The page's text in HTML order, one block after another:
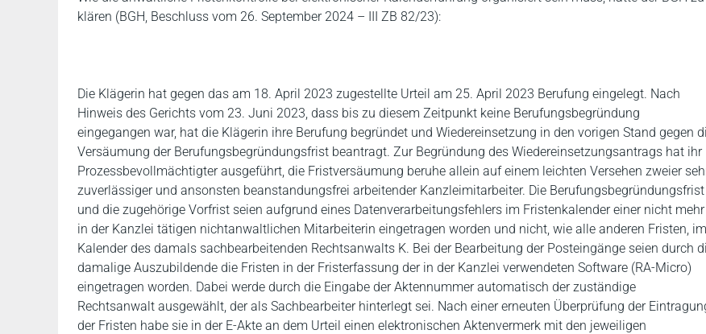
klären (BGH, Beschluss vom 26. September 2024 – III ZB 82/23):
Die Klägerin hat gegen das am 18. April 2023 zugestellte Urteil am 25. April 2023 Berufung eingelegt. Nach
Hinweis des Gerichts vom 23. Juni 2023, dass bis zu diesem Zeitpunkt keine Berufungsbegründung
eingegangen war, hat die Klägerin ihre Berufung begründet und Wiedereinsetzung in den vorigen Stand gegen
Versäumung der Berufungsbegründungsfrist beantragt. Zur Begründung des Wiedereinsetzungsantrags hat ihr
Prozessbevollmächtigter ausgeführt, die Fristversäumung beruhe allein auf einem leichten Versehen zweier
zuverlässiger und ansonsten beanstandungsfrei arbeitender Kanzleimitarbeiter. Die Berufungsbegründungsfrist
und die zugehörige Vorfrist seien aufgrund eines Datenverarbeitungsfehlers im Fristenkalender einer nicht mehr
in der Kanzlei tätigen nichtanwaltlichen Mitarbeiterin eingetragen worden und nicht, wie alle anderen Fristen, im
Kalender des damals sachbearbeitenden Rechtsanwalts K. Bei der Bearbeitung der Posteingänge seien durch
damalige Auszubildende die Fristen in der Fristerfassung der in der Kanzlei verwendeten Software (RA-Micro)
eingetragen worden. Dabei werde durch die Eingabe der Aktennummer automatisch der zuständige
Rechtsanwalt ausgewählt, der als Sachbearbeiter hinterlegt sei. Nach einer erneuten Überprüfung der
der Fristen habe sie in der E-Akte an dem Urteil einen elektronischen Aktenvermerk mit den jeweiligen